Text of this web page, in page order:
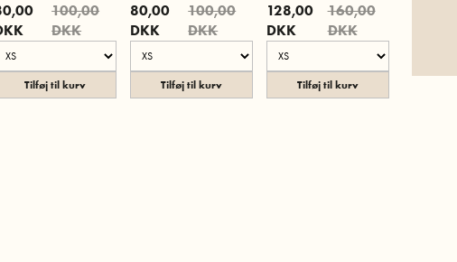
100,00
DKK
Tilføj til kurv
80,00
DKK
100,00
DKK
Tilføj til kurv
128,00
DKK
160,00
DKK
Tilføj til kurv